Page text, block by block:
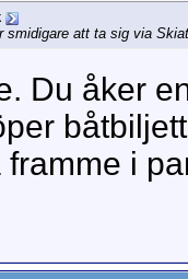
smidigare att ta sig via
Du åker
i